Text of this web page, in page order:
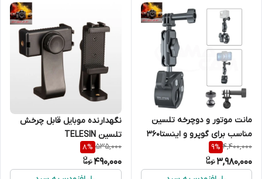
مانت موتور و دوچرخه تلسین
مناسب برای گوپرو و اینستا360
– GP-HBM-003
4,400,000
9%
3,980,000
نگهدارنده موبایل قابل چرخش
تلسین TELESIN
535,000
8%
490,000